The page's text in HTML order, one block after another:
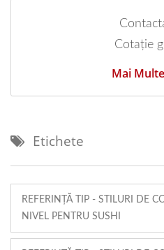
Cotație
Mai
Etichete
REFERINȚĂ TIP - STILURI DE
NIVEL PENTRU SUSHI